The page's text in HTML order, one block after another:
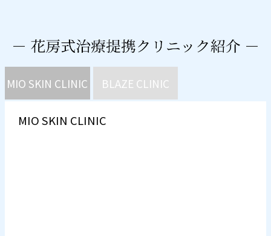
MIO SKIN CLINIC BLAZE CLINIC
MIO SKIN CLINIC